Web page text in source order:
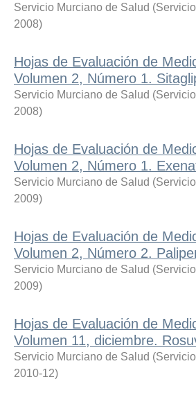
Servicio Murciano de Salud (
2008)
Hojas de Evaluación de
Volumen 2, Número 1.
Servicio Murciano de Salud (
2008)
Hojas de Evaluación de
Volumen 2, Número 1.
Servicio Murciano de Salud (
2009)
Hojas de Evaluación de
Volumen 2, Número 2.
Servicio Murciano de Salud (
2009)
Hojas de Evaluación de
Volumen 11, diciembre.
Servicio Murciano de Salud (
2010-12)